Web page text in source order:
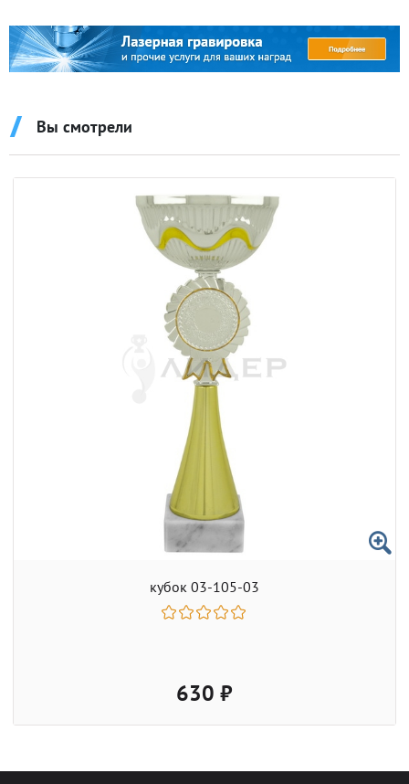
Вы смотрели
кубок 03-105-03
630 ₽